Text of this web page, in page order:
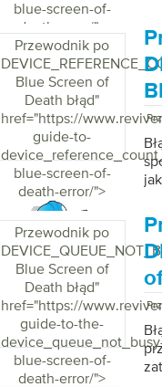
blue-screen-of-
death-error/">
Przewodnik po
Blue Screen of
Death błąd"
href="https://
guide-to-
blue-screen-of-
death-error/">
Przewodnik po
Blue Screen of
Death błąd"
href="https://
guide-to-the-
blue-screen-of-
death-error/">